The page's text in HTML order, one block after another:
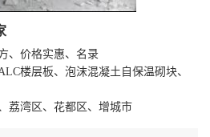
、价格实惠、名录
楼层板、泡沫混凝土自保温砌块、
荔湾区、花都区、增城市